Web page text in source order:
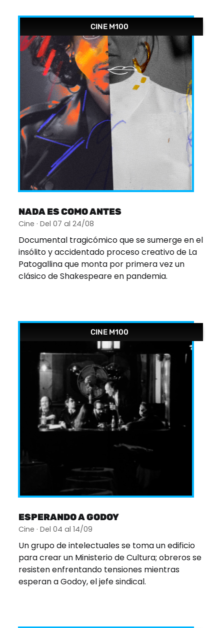
CINE M100
NADA ES COMO ANTES
Cine · Del 07 al 24/08
Documental tragicómico que se sumerge en el
insólito y accidentado proceso creativo de La
Patogallina que monta por primera vez un
clásico de Shakespeare en pandemia.
CINE M100
ESPERANDO A GODOY
Cine · Del 04 al 14/09
Un grupo de intelectuales se toma un edificio
para crear un Ministerio de Cultura; obreros se
resisten enfrentando tensiones mientras
esperan a Godoy, el jefe sindical.